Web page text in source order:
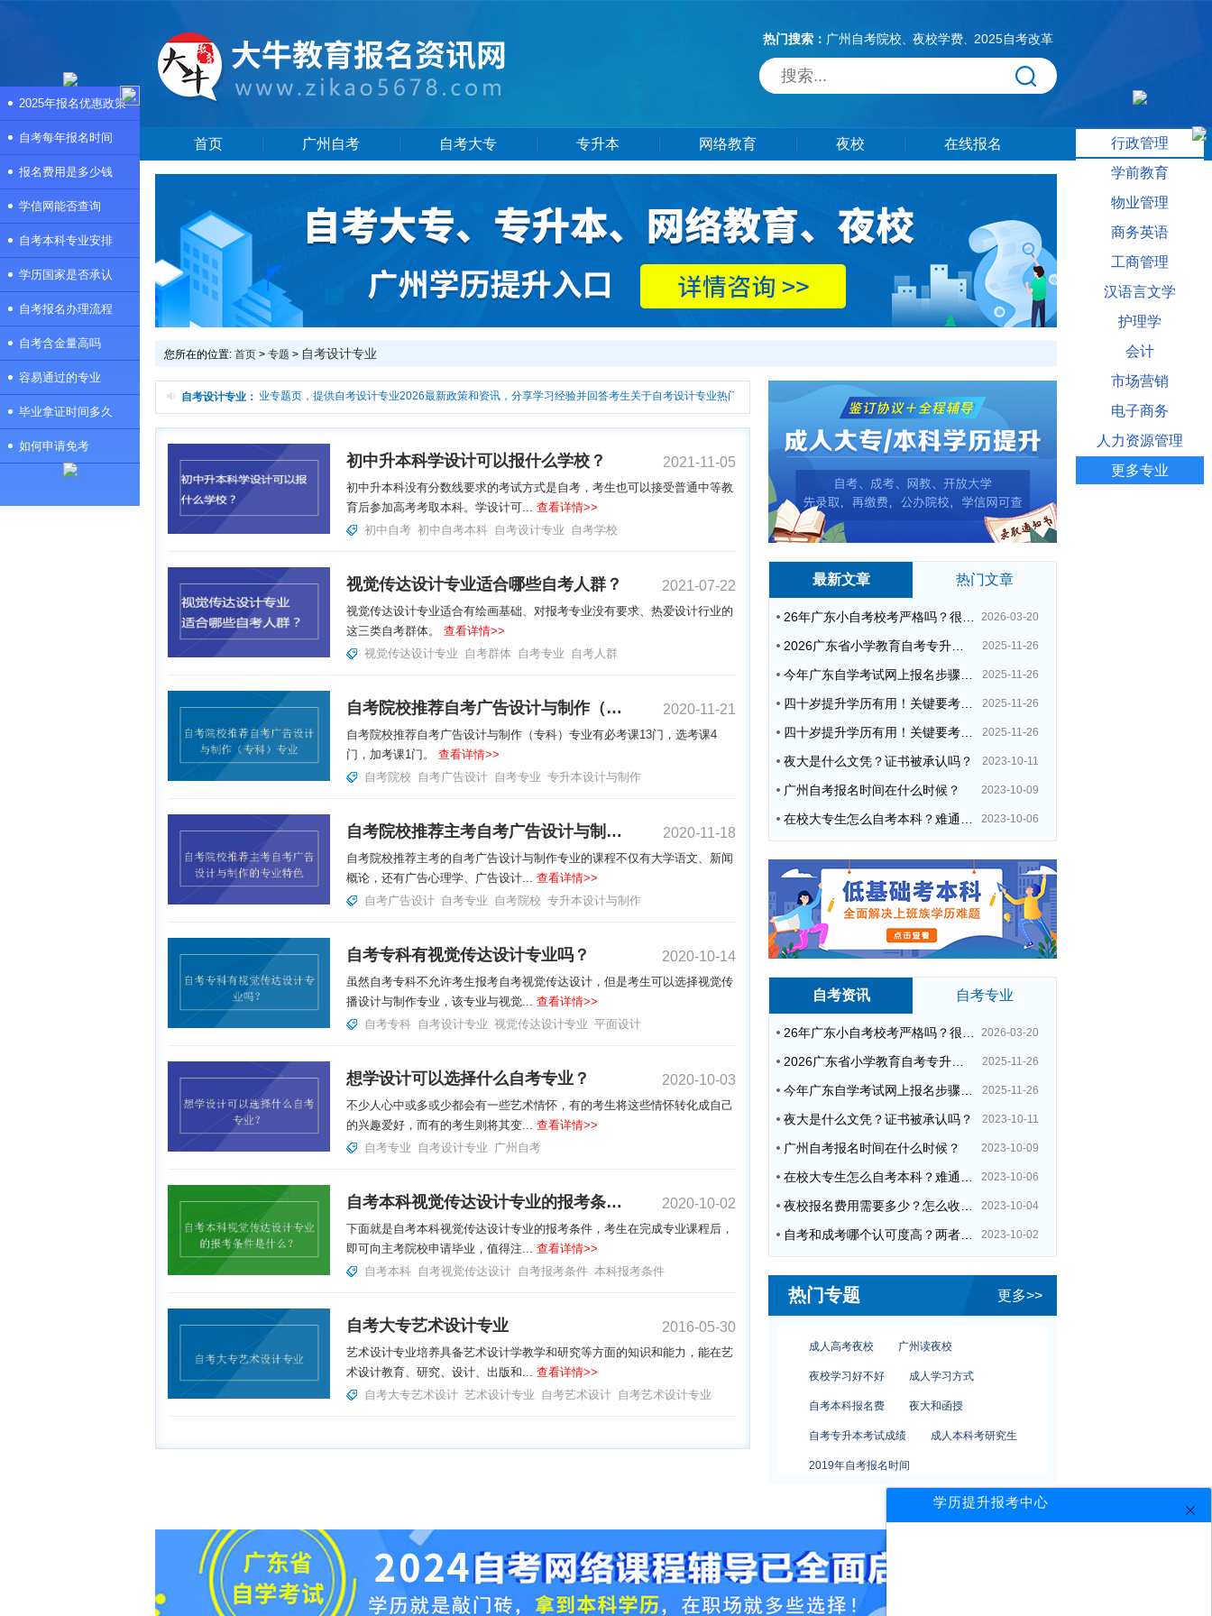
热门搜索： 广州自考院校、 夜校学费、 2025自考改革
首页 广州自考 自考大专 专升本 网络教育 夜校 在线报名
您所在的位置: 首页 > 专题 > 自考设计专业
最新文章 热门文章
26年广东小自考校考严格吗？很简单吗？ 2026-03-20
2026广东省小学教育自考专升本考试科目（+指引） 2025-11-26
今年广东自学考试网上报名步骤（全） 2025-11-26
四十岁提升学历有用！关键要考哪种？这种最快最实用！ 2025-11-26
四十岁提升学历有用！关键要考哪种？这种最快最实用！ 2025-11-26
夜大是什么文凭？证书被承认吗？ 2023-10-11
广州自考报名时间在什么时候？ 2023-10-09
在校大专生怎么自考本科？难通过吗？ 2023-10-06
自考资讯 自考专业
26年广东小自考校考严格吗？很简单吗？ 2026-03-20
2026广东省小学教育自考专升本考试科目（+指引） 2025-11-26
今年广东自学考试网上报名步骤（全） 2025-11-26
夜大是什么文凭？证书被承认吗？ 2023-10-11
广州自考报名时间在什么时候？ 2023-10-09
在校大专生怎么自考本科？难通过吗？ 2023-10-06
夜校报名费用需要多少？怎么收费的？ 2023-10-04
自考和成考哪个认可度高？两者区别在哪？ 2023-10-02
热门专题 更多>>
网络教育专升本含金量 本科专业有哪些
广州教育学院
自考会计学费多少钱 大专是函授
自考人力资源管理专业
网络教育专升本含金量
自考设计专业：
本频道是自考设计专业专题页，提供自考设计专业2026最新政策和资讯，分享学习经验并回答考生关于自考设计专业热门问题，还有更多自考设计专业相关信息供大家参考。
初中升本科学设计可以报什么学校？ 2021-11-05
初中升本科没有分数线要求的考试方式是自考，考生也可以接受普通中等教
育后参加高考考取本科。学设计可... 查看详情>>
初中自考 初中自考本科 自考设计专业 自考学校
视觉传达设计专业适合哪些自考人群？ 2021-07-22
视觉传达设计专业适合有绘画基础、对报考专业没有要求、热爱设计行业的
这三类自考群体。 查看详情>>
视觉传达设计专业
自考群体 自考专业 自考人群
自考院校推荐自考广告设计与制作（专科）专业 2020-11-21
自考院校推荐自考广告设计与制作（专科）专业有必考课13门，选考课4
门，加考课1门。 查看详情>>
自考院校
自考广告设计 自考专业 专升本设计与制作
自考院校推荐主考自考广告设计与制作的专业特色 2020-11-18
自考院校推荐主考的自考广告设计与制作专业的课程不仅有大学语文、新闻
概论，还有广告心理学、广告设计... 查看详情>>
自考广告设计 自考专业 自考院校 专升本设计与制作
自考专科有视觉传达设计专业吗？ 2020-10-14
虽然自考专科不允许考生报考自考视觉传达设计，但是考生可以选择视觉传
播设计与制作专业，该专业与视觉... 查看详情>>
自考专科 自考设计专业 视觉传达设计专业 平面设计
想学设计可以选择什么自考专业？ 2020-10-03
不少人心中或多或少都会有一些艺术情怀，有的考生将这些情怀转化成自己
的兴趣爱好，而有的考生则将其变... 查看详情>>
自考专业
自考设计专业 广州自考
自考本科视觉传达设计专业的报考条件是什么？ 2020-10-02
下面就是自考本科视觉传达设计专业的报考条件，考生在完成专业课程后，
即可向主考院校申请毕业，值得注... 查看详情>>
自考本科 自考视觉传达设计 自考报考条件 本科报考条件
自考大专艺术设计专业 2016-05-30
艺术设计专业培养具备艺术设计学教学和研究等方面的知识和能力，能在艺
术设计教育、研究、设计、出版和... 查看详情>>
自考大专艺术设计 艺术设计专业 自考艺术设计 自考艺术设计专业
2025年报名优惠政策
自考每年报名时间
报名费用是多少钱
学信网能否查询
自考本科专业安排
学历国家是否承认
自考报名办理流程
自考含金量高吗
容易通过的专业
毕业拿证时间多久
如何申请免考
行政管理
学前教育
物业管理
商务英语
工商管理
汉语言文学
护理学
会计
市场营销
电子商务
人力资源管理
更多专业
学历提升报考中心